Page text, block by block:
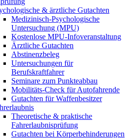
& ärztliche Gutachten
Medizinisch-Psychologische
Untersuchung (MPU)
Kostenlose MPU-Infoveranstaltung
Ärztliche Gutachten
Abstinenzbeleg
Untersuchungen für
Berufskraftfahrer
Seminare zum Punkteabbau
Mobilitäts-Check für Autofahrende
Gutachten für Waffenbesitzer
Theoretische & praktische
Fahrerlaubnisprüfung
Gutachten bei Körperbehinderungen